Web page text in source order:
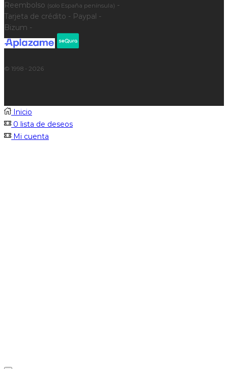
Reembolso (solo España península) -
Tarjeta de crédito - Paypal -
Bizum -
© 1998 - 2026
Inicio
0 lista de deseos
Mi cuenta